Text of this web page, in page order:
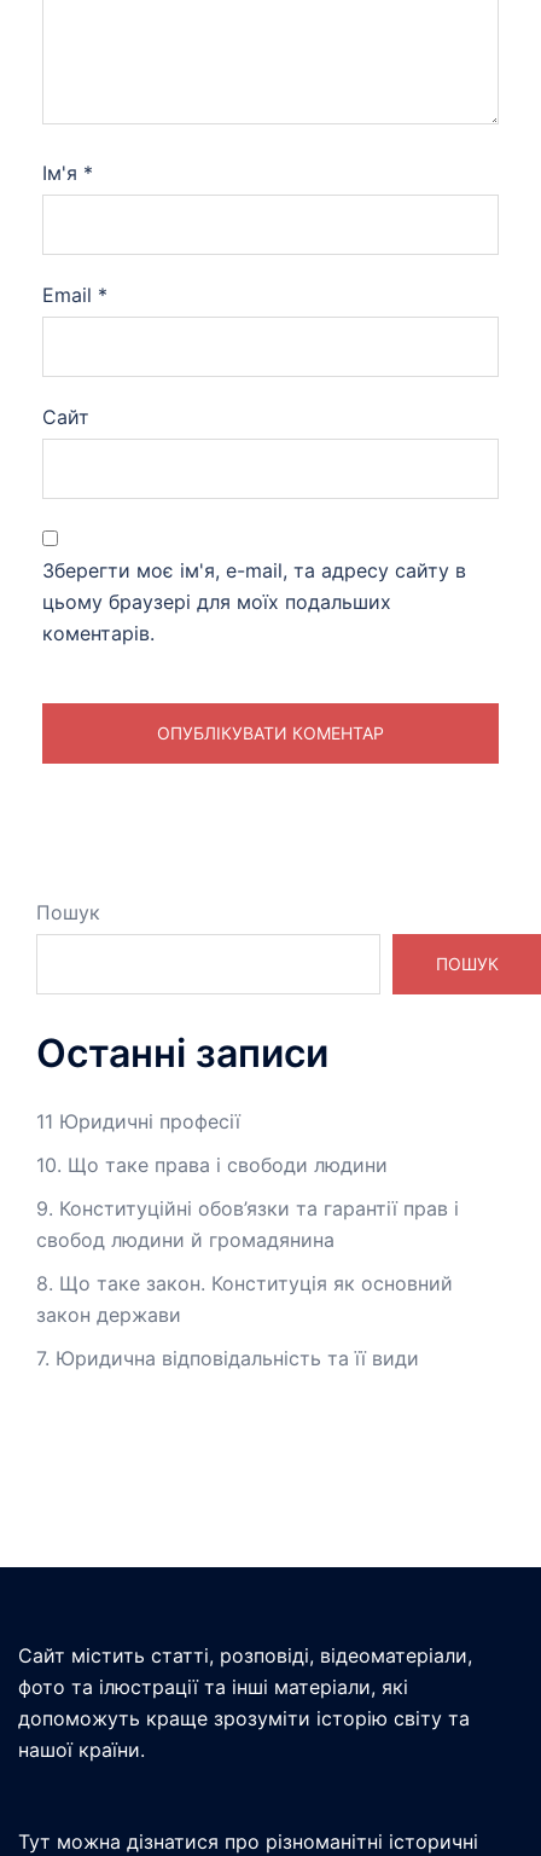
Ім'я *
Email *
Сайт
Зберегти моє ім'я, e-mail, та адресу сайту в
цьому браузері для моїх подальших
коментарів.
Пошук
ПОШУК
Останні записи
11 Юридичні професії
10. Що таке права і свободи людини
9. Конституційні обов’язки та гарантії прав і
свобод людини й громадянина
8. Що таке закон. Конституція як основний
закон держави
7. Юридична відповідальність та її види
Сайт містить статті, розповіді, відеоматеріали,
фото та ілюстрації та інші матеріали, які
допоможуть краще зрозуміти історію світу та
нашої країни.
Тут можна дізнатися про різноманітні історичні